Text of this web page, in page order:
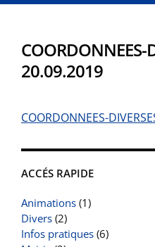
ACCÉS RAPIDE
Animations (1)
Divers (2)
Infos pratiques (6)
COORDONNEES-
20.09.2019
COORDONNEES-